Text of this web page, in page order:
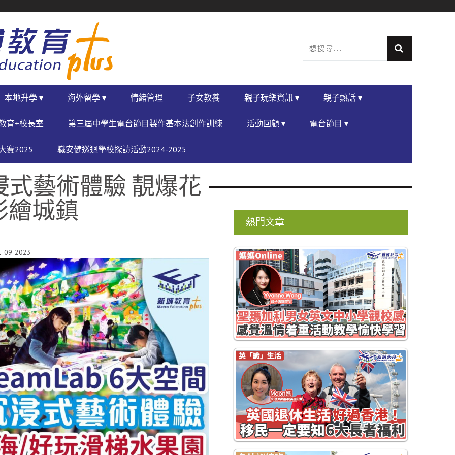
本地升學 ▾ 海外留學 ▾ 情緒管理 子女教養 親子玩樂資訊 ▾ 親子熱話 ▾
育+校長室 第三屆中學生電台節目製作基本法創作訓練 活動回顧 ▾ 電台節目 ▾
賽2025 職安健巡迴學校探訪活動2024-2025
藝術體驗 靚爆花
繪城鎮
09-2023
熱門文章